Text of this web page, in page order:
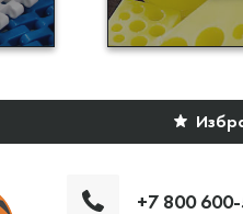
+7 800